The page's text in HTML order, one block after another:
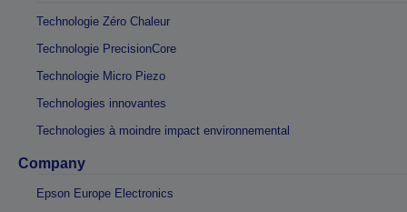
Technologie Zéro Chaleur
Technologie PrecisionCore
Technologie Micro Piezo
Technologies innovantes
Technologies à moindre impact environnemental
Company
Epson Europe Electronics